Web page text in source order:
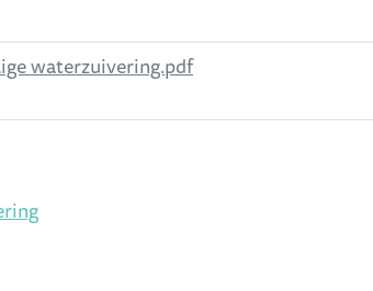
waterzuivering.pdf